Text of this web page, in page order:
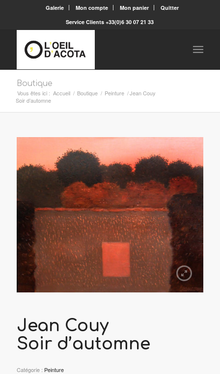
Galerie Mon compte Mon panier
Quitter
Service Clients +33(0)6 30 07 21 33
Boutique
Vous êtes ici : Accueil / Boutique / Peinture /Jean Couy
Soir d’automne
Jean Couy
Soir d’automne
Catégorie : Peinture